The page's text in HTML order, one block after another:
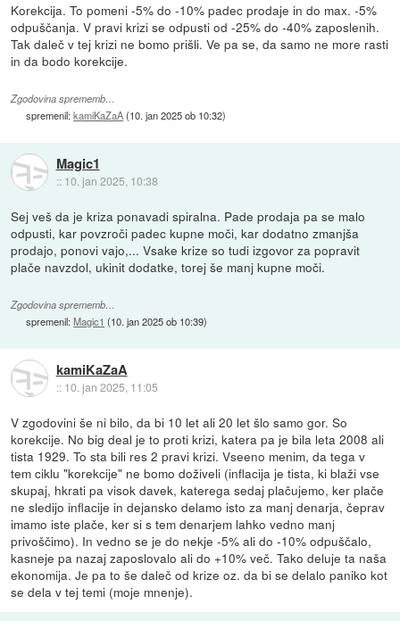
Korekcija. To pomeni -5% do -10% padec prodaje in do max. -5%
odpuščanja. V pravi krizi se odpusti od -25% do -40% zaposlenih.
Tak daleč v tej krizi ne bomo prišli. Ve pa se, da samo ne more rasti
in da bodo korekcije.
Zgodovina sprememb…
spremenil:kamiKaZaA(10. jan 2025 ob 10:32)
Magic1
:: 10. jan 2025, 10:38
Sej veš da je kriza ponavadi spiralna. Pade prodaja pa se malo
odpusti, kar povzroči padec kupne moči, kar dodatno zmanjša
prodajo, ponovi vajo,... Vsake krize so tudi izgovor za popravit
plače navzdol, ukinit dodatke, torej še manj kupne moči.
Zgodovina sprememb…
spremenil:Magic1 (10. jan 2025 ob 10:39)
kamiKaZaA
:: 10. jan 2025, 11:05
V zgodovini še ni bilo, da bi 10 let ali 20 let šlo samo gor. So
korekcije. No big deal je to proti krizi, katera pa je bila leta 2008 ali
tista 1929. To sta bili res 2 pravi krizi. Vseeno menim, da tega v
tem ciklu "korekcije" ne bomo doživeli (inflacija je tista, ki blaži vse
skupaj, hkrati pa visok davek, katerega sedaj plačujemo, ker plače
ne sledijo inflacije in dejansko delamo isto za manj denarja, čeprav
imamo iste plače, ker si s tem denarjem lahko vedno manj
privoščimo). In vedno se je do nekje -5% ali do -10% odpuščalo,
kasneje pa nazaj zaposlovalo ali do +10% več. Tako deluje ta naša
ekonomija. Je pa to še daleč od krize oz. da bi se delalo paniko kot
se dela v tej temi (moje mnenje).